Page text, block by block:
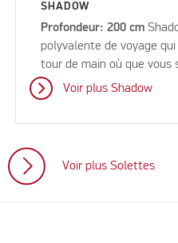
SHADOW
Profondeur: 200 cm
polyvalente de voyage
tour de main où que vous
Voir plus Shadow
Voir plus Solettes